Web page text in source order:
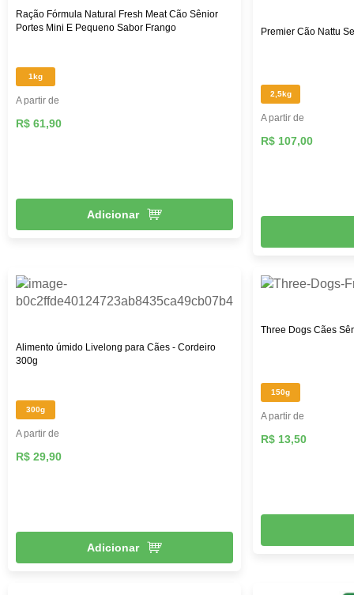
Ração Fórmula Natural Fresh Meat Cão Sênior
Portes Mini E Pequeno Sabor Frango
1kg
A partir de
R$ 61,90
Adicionar
Premier Cão Nattu
2,5kg
A partir de
R$ 107,00
Alimento úmido Livelong para Cães - Cordeiro
300g
300g
A partir de
R$ 29,90
Adicionar
Three Dogs Cães
150g
A partir de
R$ 13,50